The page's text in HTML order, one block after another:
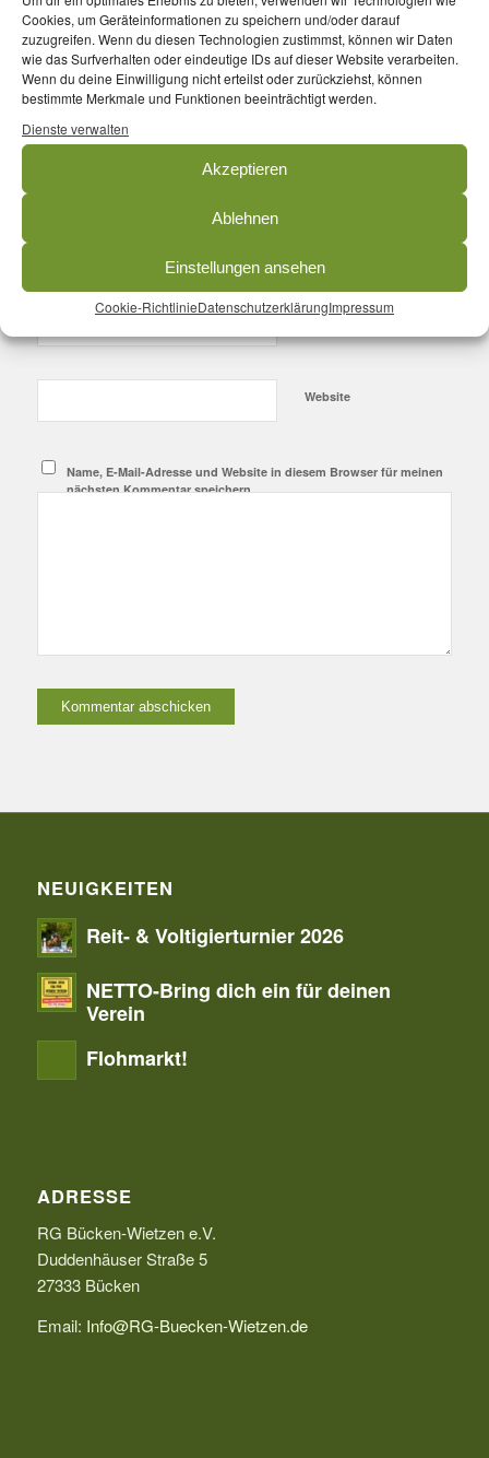
Cookies, um Geräteinformationen zu speichern und/oder darauf
zuzugreifen. Wenn du diesen Technologien zustimmst, können wir Daten
wie das Surfverhalten oder eindeutige IDs auf dieser Website verarbeiten.
Wenn du deine Einwilligung nicht erteilst oder zurückziehst, können
bestimmte Merkmale und Funktionen beeinträchtigt werden.
Dienste verwalten
Akzeptieren
Ablehnen
Einstellungen ansehen
Cookie-RichtlinieDatenschutzerklärungImpressum
0
KOMMENTARE
Hinterlasse einen Kommentar
An der Diskussion beteiligen?
*
Website
Name, E-Mail-Adresse und Website in diesem Browser für meinen
nächsten Kommentar speichern.
NEUIGKEITEN
Reit- & Voltigierturnier 2026
NETTO-Bring dich ein für deinen
Verein
Flohmarkt!
ADRESSE
RG Bücken-Wietzen e.V.
Duddenhäuser Straße 5
27333 Bücken
Email: Info@RG-Buecken-Wietzen.de